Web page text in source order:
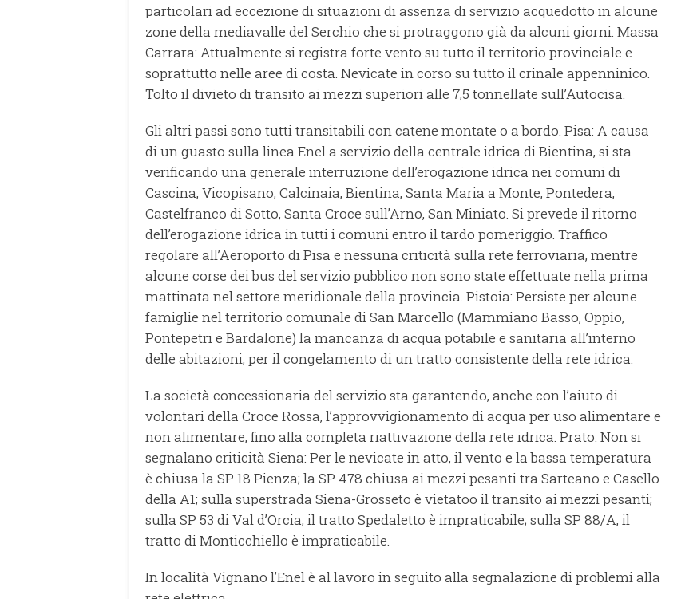
particolari ad eccezione di situazioni di assenza di servizio acquedotto in alcune
zone della mediavalle del Serchio che si protraggono già da alcuni giorni. Massa
Carrara: Attualmente si registra forte vento su tutto il territorio provinciale e
soprattutto nelle aree di costa. Nevicate in corso su tutto il crinale appenninico.
Tolto il divieto di transito ai mezzi superiori alle 7,5 tonnellate sull’Autocisa.
Gli altri passi sono tutti transitabili con catene montate o a bordo. Pisa: A causa
di un guasto sulla linea Enel a servizio della centrale idrica di Bientina, si sta
verificando una generale interruzione dell’erogazione idrica nei comuni di
Cascina, Vicopisano, Calcinaia, Bientina, Santa Maria a Monte, Pontedera,
Castelfranco di Sotto, Santa Croce sull’Arno, San Miniato. Si prevede il ritorno
dell’erogazione idrica in tutti i comuni entro il tardo pomeriggio. Traffico
regolare all’Aeroporto di Pisa e nessuna criticità sulla rete ferroviaria, mentre
alcune corse dei bus del servizio pubblico non sono state effettuate nella prima
mattinata nel settore meridionale della provincia. Pistoia: Persiste per alcune
famiglie nel territorio comunale di San Marcello (Mammiano Basso, Oppio,
Pontepetri e Bardalone) la mancanza di acqua potabile e sanitaria all’interno
delle abitazioni, per il congelamento di un tratto consistente della rete idrica.
La società concessionaria del servizio sta garantendo, anche con l’aiuto di
volontari della Croce Rossa, l’approvvigionamento di acqua per uso alimentare e
non alimentare, fino alla completa riattivazione della rete idrica. Prato: Non si
segnalano criticità Siena: Per le nevicate in atto, il vento e la bassa temperatura
è chiusa la SP 18 Pienza; la SP 478 chiusa ai mezzi pesanti tra Sarteano e Casello
della A1; sulla superstrada Siena-Grosseto è vietatoo il transito ai mezzi pesanti;
sulla SP 53 di Val d’Orcia, il tratto Spedaletto è impraticabile; sulla SP 88/A, il
tratto di Monticchiello è impraticabile.
In località Vignano l’Enel è al lavoro in seguito alla segnalazione di problemi alla